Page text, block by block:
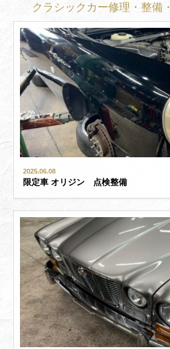
クラシックカー修理・整備・
2025.06.08
限定車 オリジン 点検整備